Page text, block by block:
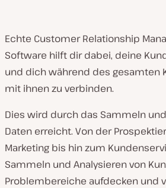
Echte Customer Relationship
Software hilft dir dabei, deine
und dich während des gesamten
mit ihnen zu verbinden.
Dies wird durch das Sammeln
Daten erreicht. Von der
Marketing bis hin zum
Sammeln und Analysieren von
Problembereiche aufdecken und